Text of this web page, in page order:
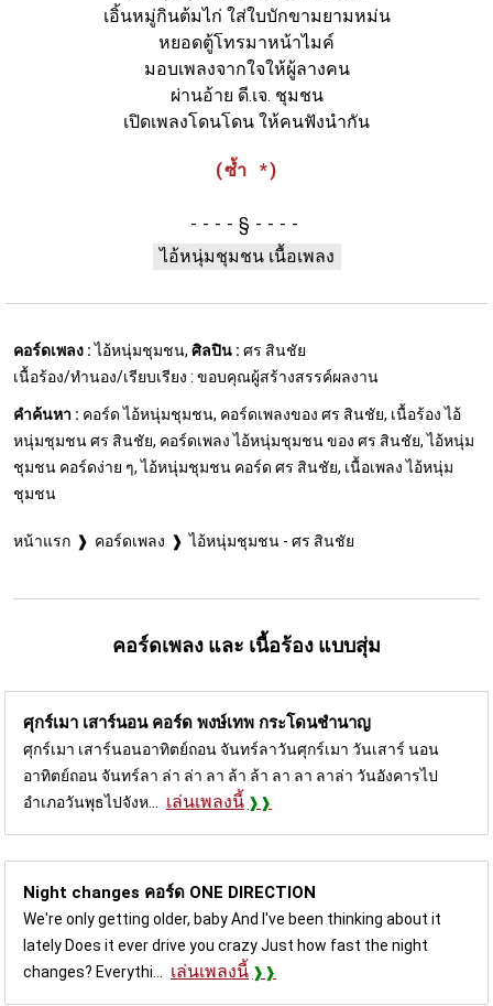
เอิ้นหมู่กินต้มไก่ ใส่ใบบักขามยามหม่น
หยอดตู้โทรมาหน้าไมค์
มอบเพลงจากใจให้ผู้ลางคน
ผ่านอ้าย ดี.เจ. ชุมชน
เปิดเพลงโดนโดน ให้คนฟังนำกัน
(ซ้ำ *)
§
ไอ้หนุ่มชุมชน เนื้อเพลง
คอร์ดเพลง :ไอ้หนุ่มชุมชน, ศิลปิน : ศร สินชัย
เนื้อร้อง/ทำนอง/เรียบเรียง : ขอบคุณผู้สร้างสรรค์ผลงาน
คำค้นหา : คอร์ด ไอ้หนุ่มชุมชน, คอร์ดเพลงของ ศร สินชัย, เนื้อร้อง ไอ้
หนุ่มชุมชน ศร สินชัย, คอร์ดเพลง ไอ้หนุ่มชุมชน ของ ศร สินชัย, ไอ้หนุ่ม
ชุมชน คอร์ดง่าย ๆ, ไอ้หนุ่มชุมชน คอร์ด ศร สินชัย, เนื้อเพลง ไอ้หนุ่ม
ชุมชน
หน้าแรก คอร์ดเพลง ไอ้หนุ่มชุมชน - ศร สินชัย
คอร์ดเพลง และ เนื้อร้อง แบบสุ่ม
ศุกร์เมา เสาร์นอน คอร์ด พงษ์เทพ กระโดนชำนาญ
ศุกร์เมา เสาร์นอนอาทิตย์ถอน จันทร์ลาวันศุกร์เมา วันเสาร์ นอน
อาทิตย์ถอน จันทร์ลา ล่า ล่า ลา ล้า ล้า ลา ลา ลาล่า วันอังคารไป
อำเภอวันพุธไปจังห...
เล่นเพลงนี้
Night changes คอร์ด ONE DIRECTION
We're only getting older, baby And I've been thinking about it
lately Does it ever drive you crazy Just how fast the night
changes? Everythi...
เล่นเพลงนี้